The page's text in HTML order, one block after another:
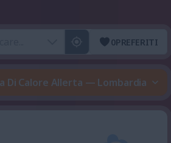
0PREFERITI
Di Calore Allerta — Lombardia